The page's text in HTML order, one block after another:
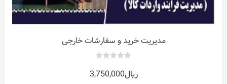
مدیریت خرید و سفارشات خارجی
out
of
ریال3,750,000